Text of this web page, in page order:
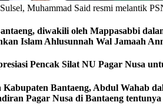
Muhammad Said resmi melantik
diwakili oleh Mappasabbi
Islam Ahlusunnah Wal Jamaah
Pencak Silat NU Pagar Nusa
Bantaeng, Abdul Wahab
Pagar Nusa di Bantaeng